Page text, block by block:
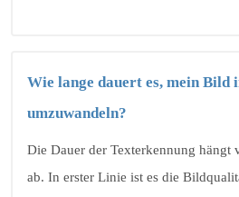
Wie lange dauert es, mein Bild
umzuwandeln?
Die Dauer der Texterkennung hängt
ab. In erster Linie ist es die